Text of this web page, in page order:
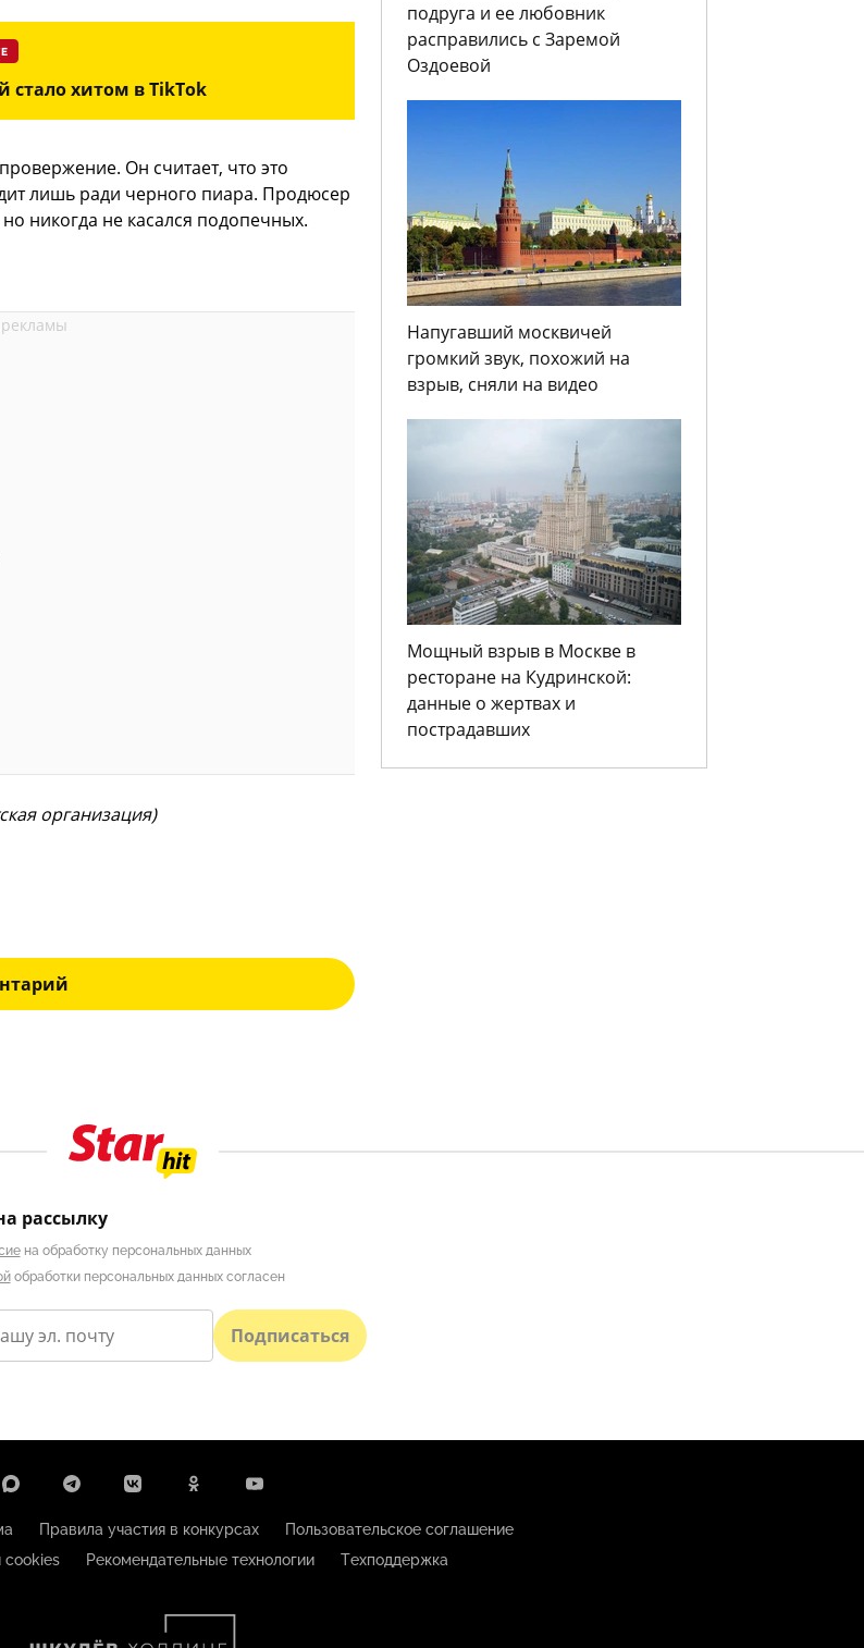
стало хитом в TikTok
Он считает, что это
лишь ради черного пиара. Продюсер
никогда не касался подопечных.
организация)
подруга и ее любовник
расправились с Заремой
Оздоевой
Напугавший москвичей
громкий звук, похожий на
взрыв, сняли на видео
Мощный взрыв в Москве в
ресторане на Кудринской:
данные о жертвах и
пострадавших
рассылку
на обработку персональных данных
обработки персональных данных согласен
Подписаться
Правила участия в конкурсах
Пользовательское соглашение
cookies
Рекомендательные технологии Техподдержка